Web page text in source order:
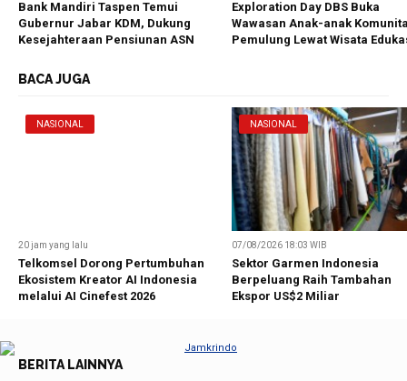
Bank Mandiri Taspen Temui
Gubernur Jabar KDM, Dukung
Kesejahteraan Pensiunan ASN
Exploration Day DBS Buka
Wawasan Anak-anak
Pemulung Lewat Wisata
BACA JUGA
NASIONAL
20 jam yang lalu
Telkomsel Dorong Pertumbuhan
Ekosistem Kreator AI Indonesia
melalui AI Cinefest 2026
NASIONAL
07/08/2026 18:03 WIB
Sektor Garmen Indonesia
Berpeluang Raih Tambahan
Ekspor US$2 Miliar
BERITA LAINNYA